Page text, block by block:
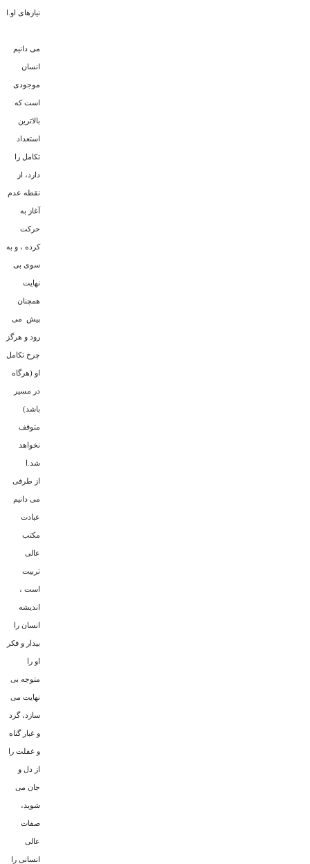
نیازهای او.ا
مى دانیم
انسان
موجودى
است که
بالاترین
استعداد
تکامل را
دارد، از
نقطه عدم
آغاز به
حرکت
کرده ، و به
سوى بى
نهایت
همچنان
پیش ‍ مى
رود و هرگز
چرخ تکامل
او (هرگاه
در مسیر
باشد)
متوقف
نخواهد
شد.ا
از طرفى
مى دانیم
عبادت
مکتب
عالى
تربیت
است ،
اندیشه
انسان را
بیدار و فکر
او را
متوجه بى
نهایت مى
سازد، گرد
و غبار گناه
و غفلت را
از دل و
جان مى
شوید،
صفات
عالى
انسانى را